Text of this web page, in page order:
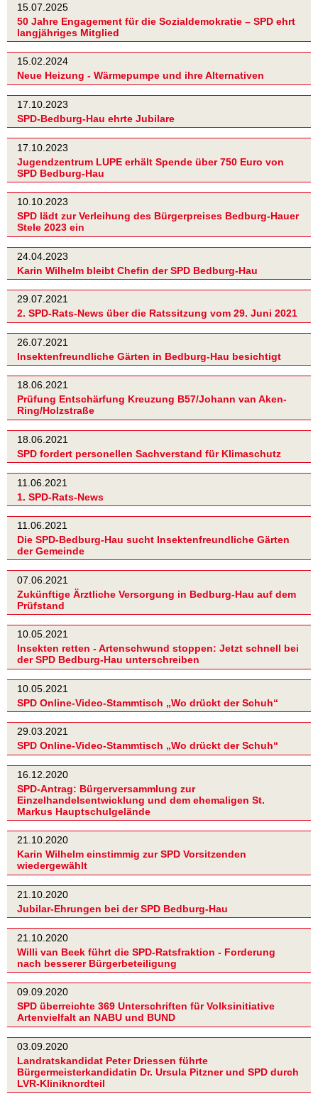
15.07.2025
50 Jahre Engagement für die Sozialdemokratie – SPD ehrt
langjähriges Mitglied
15.02.2024
Neue Heizung - Wärmepumpe und ihre Alternativen
17.10.2023
SPD-Bedburg-Hau ehrte Jubilare
17.10.2023
Jugendzentrum LUPE erhält Spende über 750 Euro von
SPD Bedburg-Hau
10.10.2023
SPD lädt zur Verleihung des Bürgerpreises Bedburg-Hauer
Stele 2023 ein
24.04.2023
Karin Wilhelm bleibt Chefin der SPD Bedburg-Hau
29.07.2021
2. SPD-Rats-News über die Ratssitzung vom 29. Juni 2021
26.07.2021
Insektenfreundliche Gärten in Bedburg-Hau besichtigt
18.06.2021
Prüfung Entschärfung Kreuzung B57/Johann van Aken-
Ring/Holzstraße
18.06.2021
SPD fordert personellen Sachverstand für Klimaschutz
11.06.2021
1. SPD-Rats-News
11.06.2021
Die SPD-Bedburg-Hau sucht Insektenfreundliche Gärten
der Gemeinde
07.06.2021
Zukünftige Ärztliche Versorgung in Bedburg-Hau auf dem
Prüfstand
10.05.2021
Insekten retten - Artenschwund stoppen: Jetzt schnell bei
der SPD Bedburg-Hau unterschreiben
10.05.2021
SPD Online-Video-Stammtisch „Wo drückt der Schuh“
29.03.2021
SPD Online-Video-Stammtisch „Wo drückt der Schuh“
16.12.2020
SPD-Antrag: Bürgerversammlung zur
Einzelhandelsentwicklung und dem ehemaligen St.
Markus Hauptschulgelände
21.10.2020
Karin Wilhelm einstimmig zur SPD Vorsitzenden
wiedergewählt
21.10.2020
Jubilar-Ehrungen bei der SPD Bedburg-Hau
21.10.2020
Willi van Beek führt die SPD-Ratsfraktion - Forderung
nach besserer Bürgerbeteiligung
09.09.2020
SPD überreichte 369 Unterschriften für Volksinitiative
Artenvielfalt an NABU und BUND
03.09.2020
Landratskandidat Peter Driessen führte
Bürgermeisterkandidatin Dr. Ursula Pitzner und SPD durch
LVR-Kliniknordteil